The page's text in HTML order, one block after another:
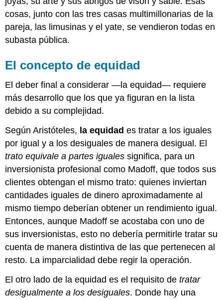
cosas, junto con las tres casas multimillonarias de la
pareja, las limusinas y el yate, se vendieron todas en
subasta pública.
El concepto de equidad
El deber final a considerar —la equidad— requiere
más desarrollo que los que ya figuran en la lista
debido a su complejidad.
Según Aristóteles, la equidad es tratar a los iguales
por igual y a los desiguales de manera desigual. El
trato equivale a partes iguales significa, para un
inversionista profesional como Madoff, que todos sus
clientes obtengan el mismo trato: quienes inviertan
cantidades iguales de dinero aproximadamente al
mismo tiempo deberían obtener un rendimiento igual.
Entonces, aunque Madoff se acostaba con uno de
sus inversionistas, esto no debería permitirle tratar su
cuenta de manera distintiva de las que pertenecen al
resto. La imparcialidad debe regir la operación.
El otro lado de la equidad es el requisito detratar
desigualmente a los desiguales. Donde hay una